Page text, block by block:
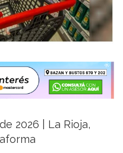
2026 | La Rioja,